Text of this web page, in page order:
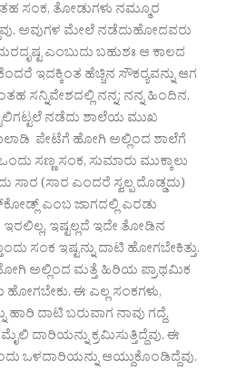
ಸಂಕ, ತೋಡುಗಳು ನಮ್ಮೂರ
ಅವುಗಳ ಮೇಲೆ ನಡೆದುಹೋದವರು
ಎಂಬುದು ಬಹುಶಃ ಆ ಕಾಲದ
ಇದಕ್ಕಿಂತ ಹೆಚ್ಚಿನ ಸೌಕರ‍್ಯವನ್ನು ಆಗ
ಸನ್ನಿವೇಶದಲ್ಲಿ ನನ್ನ; ನನ್ನ ಹಿಂದಿನ,
ನಡೆದು ಶಾಲೆಯ ಮುಖ
ಪೇಟೆಗೆ ಹೋಗಿ ಅಲ್ಲಿಂದ ಶಾಲೆಗೆ
ಸಣ್ಣ ಸಂಕ, ಸುಮಾರು ಮುಕ್ಕಾಲು
(ಸಾರ ಎಂದರೆ ಸ್ವಲ್ಪ ದೊಡ್ಡದು)
ಎಂಬ ಜಾಗದಲ್ಲಿ ಎರಡು
ಇಷ್ಟಲ್ಲದೆ ಇದೇ ತೋಡಿನ
ಸಂಕ ಇಷ್ಟನ್ನು ದಾಟಿ ಹೋಗಬೇಕಿತ್ತು.
ಅಲ್ಲಿಂದ ಮತ್ತೆ ಹಿರಿಯ ಪ್ರಾಥಮಿಕ
ಈ ಎಲ್ಲ ಸಂಕಗಳು,
ದಾಟಿ ಬರುವಾಗ ನಾವು ಗದ್ದೆ,
ದಾರಿಯನ್ನು ಕ್ರಮಿಸುತ್ತಿದ್ದೆವು. ಈ
ಒಳದಾರಿಯನ್ನು ಆಯ್ದುಕೊಂಡಿದ್ದೆವು.